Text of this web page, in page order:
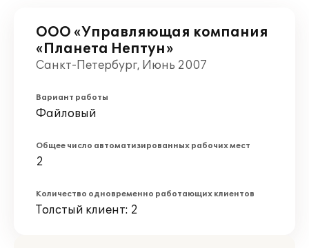
ООО «Управляющая компания
«Планета Нептун»
Санкт-Петербург, Июнь 2007
Вариант работы
Файловый
Общее число автоматизированных рабочих мест
2
Количество одновременно работающих клиентов
Толстый клиент: 2